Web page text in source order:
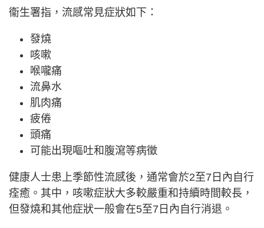
衞生署指，流感常見症狀如下：
發燒
咳嗽
喉嚨痛
流鼻水
肌肉痛
疲倦
頭痛
可能出現嘔吐和腹瀉等病徵
健康人士患上季節性流感後，通常會於2至7日內自行
痊癒。其中，咳嗽症狀大多較嚴重和持續時間較長，
但發燒和其他症狀一般會在5至7日內自行消退。